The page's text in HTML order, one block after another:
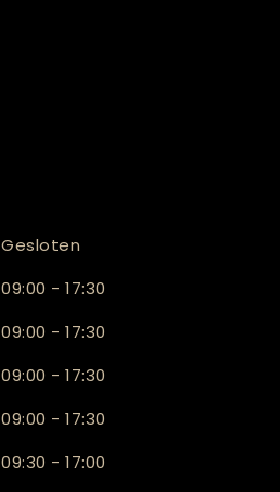
Gesloten
09:00 - 17:30
09:00 - 17:30
09:00 - 17:30
09:00 - 17:30
09:30 - 17:00